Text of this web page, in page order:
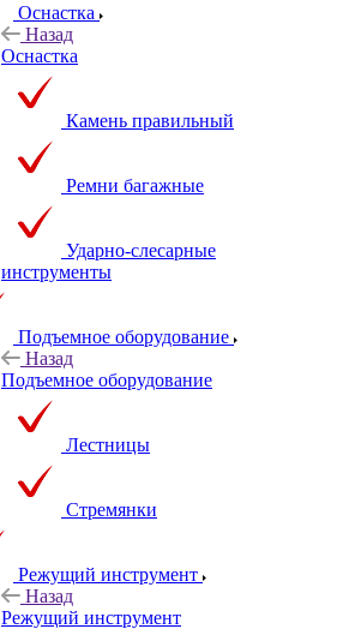
Оснастка
Назад
Оснастка
Камень правильный
Ремни багажные
Ударно-слесарные
инструменты
Подъемное оборудование
Назад
Подъемное оборудование
Лестницы
Стремянки
Режущий инструмент
Назад
Режущий инструмент